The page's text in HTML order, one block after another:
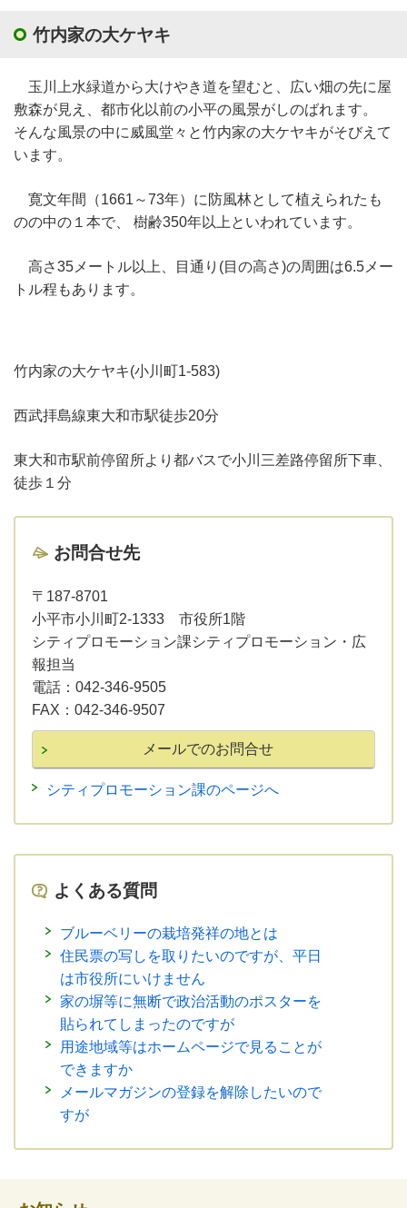
竹内家の大ケヤキ
玉川上水緑道から大けやき道を望むと、広い畑の先に屋
敷森が見え、都市化以前の小平の風景がしのばれます。
そんな風景の中に威風堂々と竹内家の大ケヤキがそびえて
います。
寛文年間（1661～73年）に防風林として植えられたも
のの中の１本で、 樹齢350年以上といわれています。
高さ35メートル以上、目通り(目の高さ)の周囲は6.5メー
トル程もあります。
竹内家の大ケヤキ(小川町1-583)
西武拝島線東大和市駅徒歩20分
東大和市駅前停留所より都バスで小川三差路停留所下車、
徒歩１分
お問合せ先
〒187-8701
小平市小川町2-1333 市役所1階
シティプロモーション課シティプロモーション・広
報担当
電話： 042-346-9505
FAX： 042-346-9507
シティプロモーション課のページへ
よくある質問
ブルーベリーの栽培発祥の地とは
住民票の写しを取りたいのですが、平日
は市役所にいけません
家の塀等に無断で政治活動のポスターを
貼られてしまったのですが
用途地域等はホームページで見ることが
できますか
メールマガジンの登録を解除したいので
すが